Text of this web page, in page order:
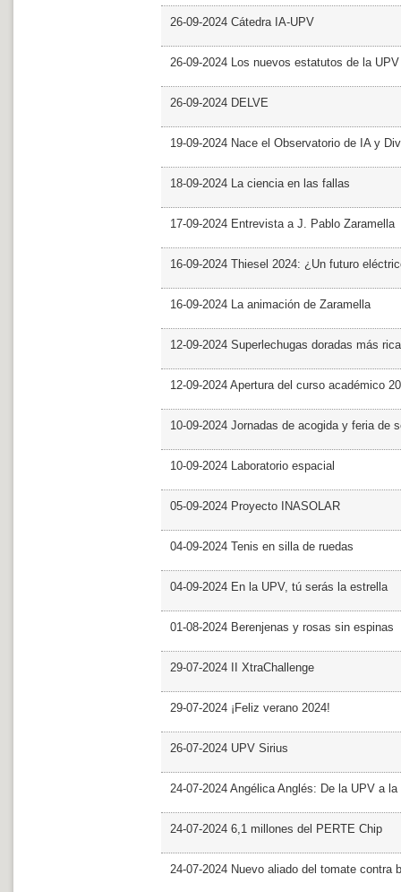
26-09-2024 Cátedra IA-UPV
26-09-2024 Los nuevos estatutos de la
26-09-2024 DELVE
19-09-2024 Nace el Observatorio de IA y
18-09-2024 La ciencia en las fallas
17-09-2024 Entrevista a J. Pablo Zaramella
16-09-2024 Thiesel 2024: ¿Un futuro
16-09-2024 La animación de Zaramella
12-09-2024 Superlechugas doradas más
12-09-2024 Apertura del curso académico
10-09-2024 Jornadas de acogida y feria de
10-09-2024 Laboratorio espacial
05-09-2024 Proyecto INASOLAR
04-09-2024 Tenis en silla de ruedas
04-09-2024 En la UPV, tú serás la estrella
01-08-2024 Berenjenas y rosas sin espinas
29-07-2024 II XtraChallenge
29-07-2024 ¡Feliz verano 2024!
26-07-2024 UPV Sirius
24-07-2024 Angélica Anglés: De la UPV a
24-07-2024 6,1 millones del PERTE Chip
24-07-2024 Nuevo aliado del tomate contra